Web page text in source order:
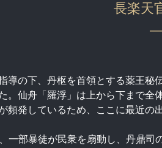
長楽天
導の下、丹枢を首領とする薬王秘
。仙舟「羅浮」は上から下まで
頻発しているため、ここに最近の
一部暴徒が民衆を扇動し、丹鼎